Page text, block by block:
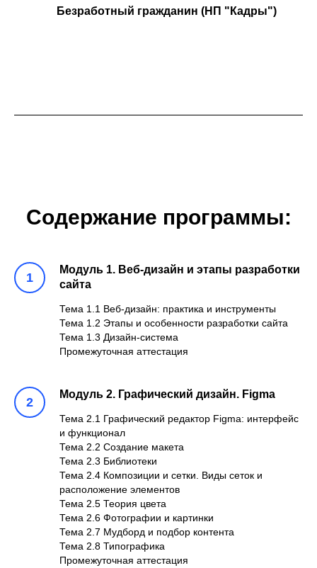
Безработный гражданин (НП "Кадры")
Содержание программы:
Модуль 1. Веб-дизайн и этапы разработки
сайта
Тема 1.1 Веб-дизайн: практика и инструменты
Тема 1.2 Этапы и особенности разработки сайта
Тема 1.3 Дизайн-система
Промежуточная аттестация
Модуль 2. Графический дизайн. Figma
Тема 2.1 Графический редактор Figma: интерфейс
и функционал
Тема 2.2 Создание макета
Тема 2.3 Библиотеки
Тема 2.4 Композиции и сетки. Виды сеток и
расположение элементов
Тема 2.5 Теория цвета
Тема 2.6 Фотографии и картинки
Тема 2.7 Мудборд и подбор контента
Тема 2.8 Типографика
Промежуточная аттестация